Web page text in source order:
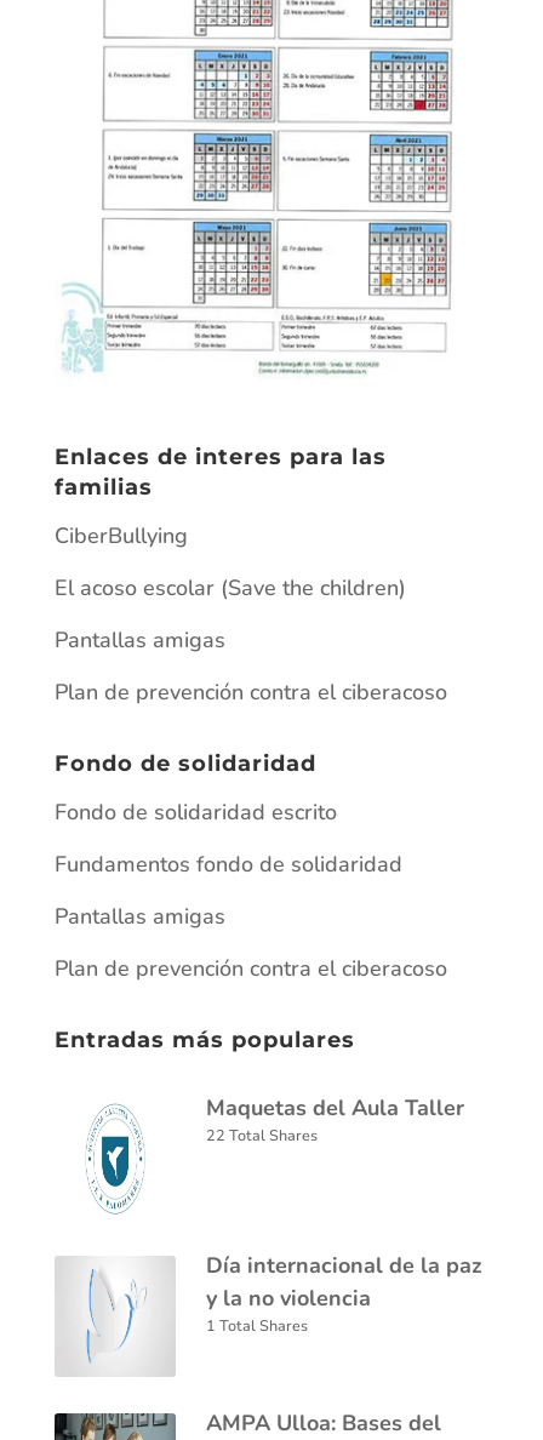
Enlaces de interes para las
familias
CiberBullying
El acoso escolar (Save the children)
Pantallas amigas
Plan de prevención contra el ciberacoso
Fondo de solidaridad
Fondo de solidaridad escrito
Fundamentos fondo de solidaridad
Pantallas amigas
Plan de prevención contra el ciberacoso
Entradas más populares
Maquetas del Aula Taller
22 Total Shares
Día internacional de la paz
y la no violencia
1 Total Shares
AMPA Ulloa: Bases del